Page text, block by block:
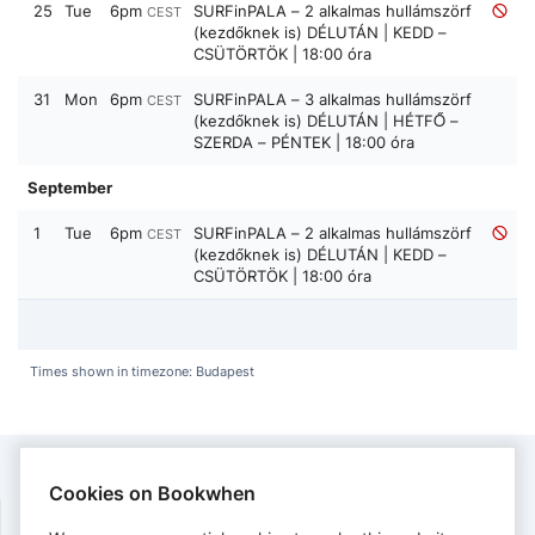
25 Tue 6pm CEST
SURFinPALA – 2 alkalmas hullámszörf
(kezdőknek is) DÉLUTÁN | KEDD –
CSÜTÖRTÖK | 18:00 óra
31 Mon 6pm CEST
SURFinPALA – 3 alkalmas hullámszörf
(kezdőknek is) DÉLUTÁN | HÉTFŐ –
SZERDA – PÉNTEK | 18:00 óra
September
1 Tue 6pm CEST
SURFinPALA – 2 alkalmas hullámszörf
(kezdőknek is) DÉLUTÁN | KEDD –
CSÜTÖRTÖK | 18:00 óra
Times shown in timezone: Budapest
Cookies on Bookwhen